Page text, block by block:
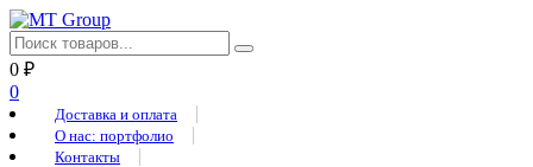
0 ₽
0
Доставка и оплата
О нас: портфолио
Контакты